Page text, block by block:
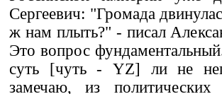
Сергеевич: "Громада
ж нам плыть?" - писал
Это вопрос
суть [чуть - YZ] ли не
замечаю, из